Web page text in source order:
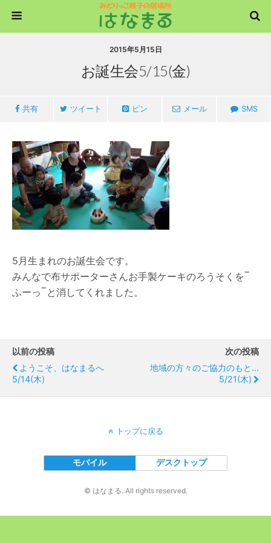
2015年5月15日
お誕生会5/15(金)
共有 ツイート ピン メール SMS
5月生まれのお誕生会です。
みんなで布サポーターさんお手製ケーキのろうそくを‾
ふーっ‾と消してくれました。
以前の投稿
ようこそ、はなまるへ
5/14(木)
次の投稿
地域の方々のご協力のもと…
5/21(木)
トップに戻る
モバイル デスクトップ
© はなまる. All rights reserved.